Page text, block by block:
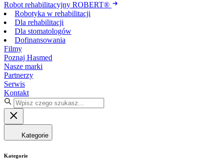
Robot rehabilitacyjny ROBERT®
Robotyka w rehabilitacji
Dla rehabilitacji
Dla stomatologów
Dofinansowania
Filmy
Poznaj Hasmed
Nasze marki
Partnerzy
Serwis
Kontakt
Kategorie
Kategorie